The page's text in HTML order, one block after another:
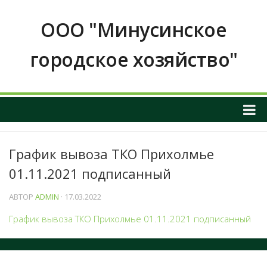
ООО "Минусинское
городское хозяйство"
ОБЩАЯ ИНФОРМАЦИЯ О ПРЕДПРИЯТИИ
График приема граждан
ИНФОРМАЦИЯ О РУКОВОДСТВЕ
РЕКВИЗИТЫ И КОНТАКТНЫЕ ДАННЫЕ
Услуги и тарифы
График вывоза ТКО Прихолмье
01.11.2021 подписанный
АВТОР ADMIN · 17.03.2022
График вывоза ТКО Прихолмье 01.11.2021 подписанный